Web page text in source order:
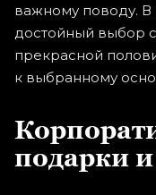
важному поводу.
достойный выбор
прекрасной
к выбранному
подарки